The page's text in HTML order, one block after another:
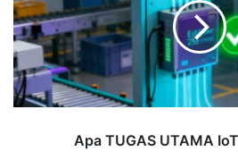
IoT
ENGINEER
?
Apa TUGAS UTAMA